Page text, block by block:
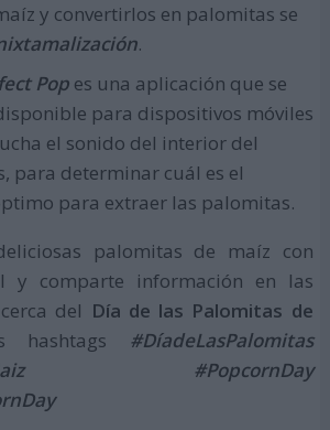
y convertirlos en palomitas se
.
Pop es una aplicación que se
para dispositivos móviles
el sonido del interior del
para determinar cuál es el
para extraer las palomitas.
palomitas de maíz con
y comparte información en las
del Día de las Palomitas de
hashtags #DíadeLasPalomitas
#PopcornDay